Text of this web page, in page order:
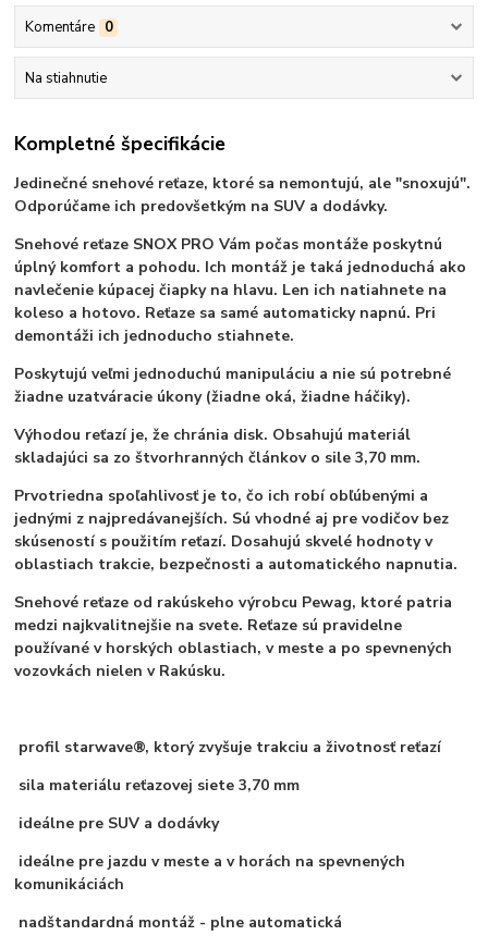
Komentáre 0
Na stiahnutie
Kompletné špecifikácie
Jedinečné snehové reťaze, ktoré sa nemontujú, ale "snoxujú".
Odporúčame ich predovšetkým na SUV a dodávky.
Snehové reťaze SNOX PRO Vám počas montáže poskytnú
úplný komfort a pohodu. Ich montáž je taká jednoduchá ako
navlečenie kúpacej čiapky na hlavu. Len ich natiahnete na
koleso a hotovo. Reťaze sa samé automaticky napnú. Pri
demontáži ich jednoducho stiahnete.
Poskytujú veľmi jednoduchú manipuláciu a nie sú potrebné
žiadne uzatváracie úkony (žiadne oká, žiadne háčiky).
Výhodou reťazí je, že chránia disk. Obsahujú materiál
skladajúci sa zo štvorhranných článkov o sile 3,70 mm.
Prvotriedna spoľahlivosť je to, čo ich robí obľúbenými a
jednými z najpredávanejších. Sú vhodné aj pre vodičov bez
skúseností s použitím reťazí. Dosahujú skvelé hodnoty v
oblastiach trakcie, bezpečnosti a automatického napnutia.
Snehové reťaze od rakúskeho výrobcu Pewag, ktoré patria
medzi najkvalitnejšie na svete. Reťaze sú pravidelne
používané v horských oblastiach, v meste a po spevnených
vozovkách nielen v Rakúsku.
profil starwave®, ktorý zvyšuje trakciu a životnosť reťazí
sila materiálu reťazovej siete 3,70 mm
ideálne pre SUV a dodávky
ideálne pre jazdu v meste a v horách na spevnených
komunikáciách
nadštandardná montáž - plne automatická